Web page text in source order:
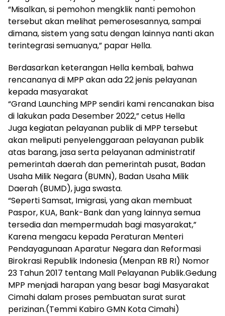
“Misalkan, si pemohon mengklik nanti pemohon
tersebut akan melihat pemerosesannya, sampai
dimana, sistem yang satu dengan lainnya nanti akan
terintegrasi semuanya,” papar Hella.
Berdasarkan keterangan Hella kembali, bahwa
rencananya di MPP akan ada 22 jenis pelayanan
kepada masyarakat
“Grand Launching MPP sendiri kami rencanakan bisa
di lakukan pada Desember 2022,” cetus Hella
Juga kegiatan pelayanan publik di MPP tersebut
akan meliputi penyelenggaraan pelayanan publik
atas barang, jasa serta pelayanan administratif
pemerintah daerah dan pemerintah pusat, Badan
Usaha Milik Negara (BUMN), Badan Usaha Milik
Daerah (BUMD), juga swasta.
“Seperti Samsat, Imigrasi, yang akan membuat
Paspor, KUA, Bank-Bank dan yang lainnya semua
tersedia dan mempermudah bagi masyarakat,”
Karena mengacu kepada Peraturan Menteri
Pendayagunaan Aparatur Negara dan Reformasi
Birokrasi Republik Indonesia (Menpan RB RI) Nomor
23 Tahun 2017 tentang Mall Pelayanan Publik.Gedung
MPP menjadi harapan yang besar bagi Masyarakat
Cimahi dalam proses pembuatan surat surat
perizinan.(Temmi Kabiro GMN Kota Cimahi)